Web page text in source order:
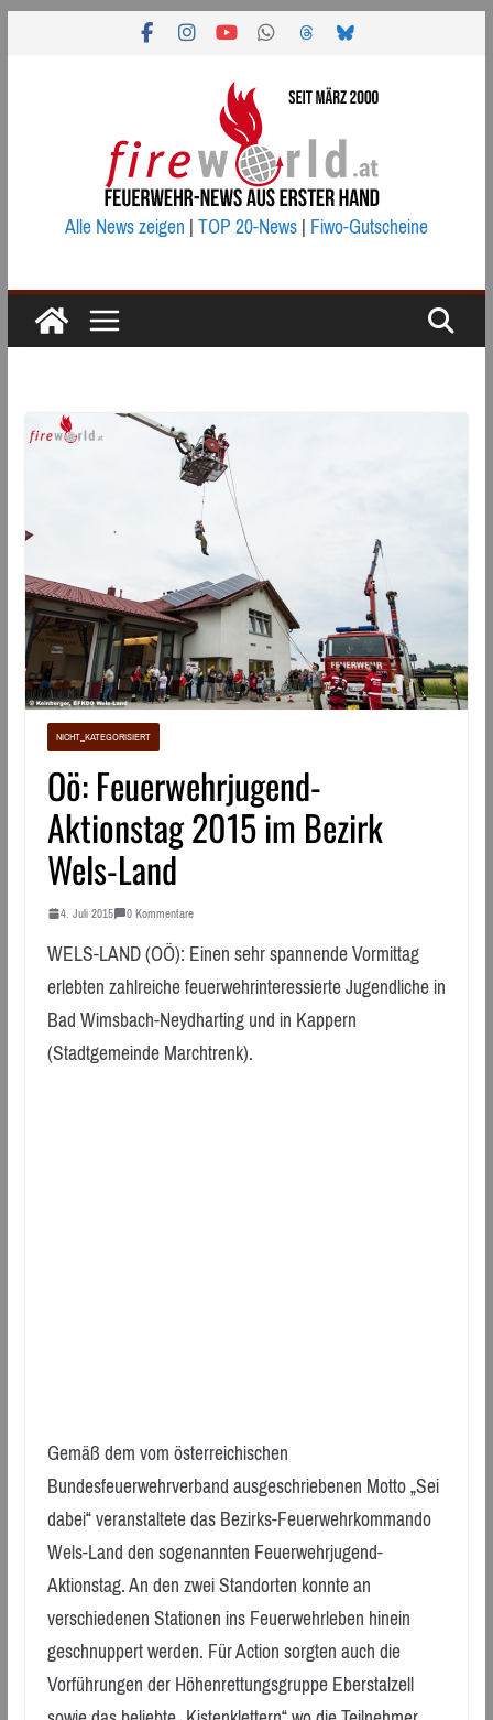
Alle News zeigen|TOP 20-News|Fiwo-Gutscheine
NICHT_KATEGORISIERT
Oö: Feuerwehrjugend-
Aktionstag 2015 im Bezirk
Wels-Land
4. Juli 2015 0 Kommentare
WELS-LAND (OÖ): Einen sehr spannende Vormittag
erlebten zahlreiche feuerwehrinteressierte Jugendliche in
Bad Wimsbach-Neydharting und in Kappern
(Stadtgemeinde Marchtrenk).
Gemäß dem vom österreichischen
Bundesfeuerwehrverband ausgeschriebenen Motto „Sei
dabei“ veranstaltete das Bezirks-Feuerwehrkommando
Wels-Land den sogenannten Feuerwehrjugend-
Aktionstag. An den zwei Standorten konnte an
verschiedenen Stationen ins Feuerwehrleben hinein
geschnuppert werden. Für Action sorgten auch die
Vorführungen der Höhenrettungsgruppe Eberstalzell